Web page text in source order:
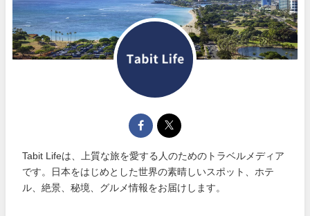
Tabit Lifeは、上質な旅を愛する人のためのトラベルメディア
です。日本をはじめとした世界の素晴しいスポット、ホテ
ル、絶景、秘境、グルメ情報をお届けします。